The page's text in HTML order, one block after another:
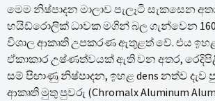
මෙම නිෂ්පාදන මාලාව පැලෑටි සැකසෙන
හයිඩ්රොලික් ධාවක මගින් බල ගැන්වෙන 160 *
විශාල ආකෘති උපකරණ ඇතුළත් වේ. එය
ඒකාකාර උෂ්ණත්වයක් ඇති වන අතර,
සම් පිඟාණු නිෂ්පාදන, ඉහළ dens නත්ව දැව
ආකෘති මුතු පුවරු (Chromalx Aluminum